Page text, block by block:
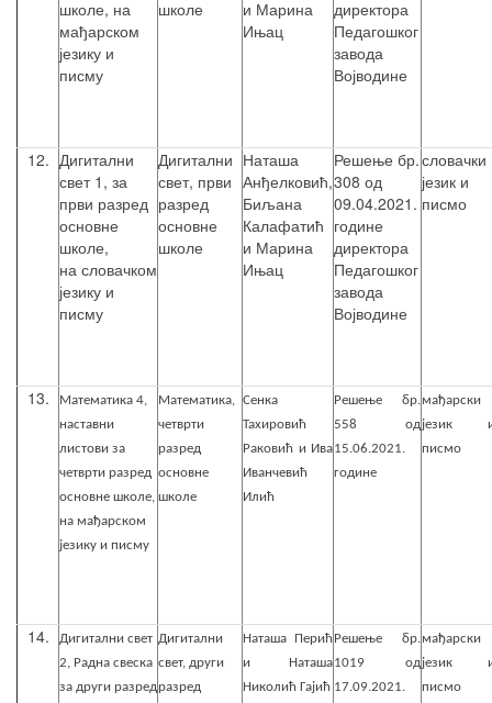
школе, на
мађарском
језику и
писму
школе
и Марина
Ињац
директора
Педагошког
завода
Војводине
12. Дигитални
свет 1, за
први разред
основне
школе,
на словачком
језику и
писму
Дигитални
свет, први
разред
основне
школе
Наташа
Анђелковић,
Биљана
Калафатић
и Марина
Ињац
Решење бр.
308 од
09.04.2021.
године
директора
Педагошког
завода
Војводине
словачки
језик и
писмо
13.
Математика 4,
наставни
листови за
четврти разред
основне школе,
на мађарском
језику и писму
Математика,
четврти
разред
основне
школе
Сенка
Тахировић
Раковић и Ива
Иванчевић
Илић
Решење бр.
558 од
15.06.2021.
године
мађарски
језик
писмо
14.
Дигитални свет
2, Радна свеска
за други разред
Дигитални
свет, други
разред
Наташа Перић
и Наташа
Николић Гајић
Решење бр.
1019 од
17.09.2021.
мађарски
језик
писмо